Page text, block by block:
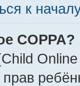
к
COPPA?